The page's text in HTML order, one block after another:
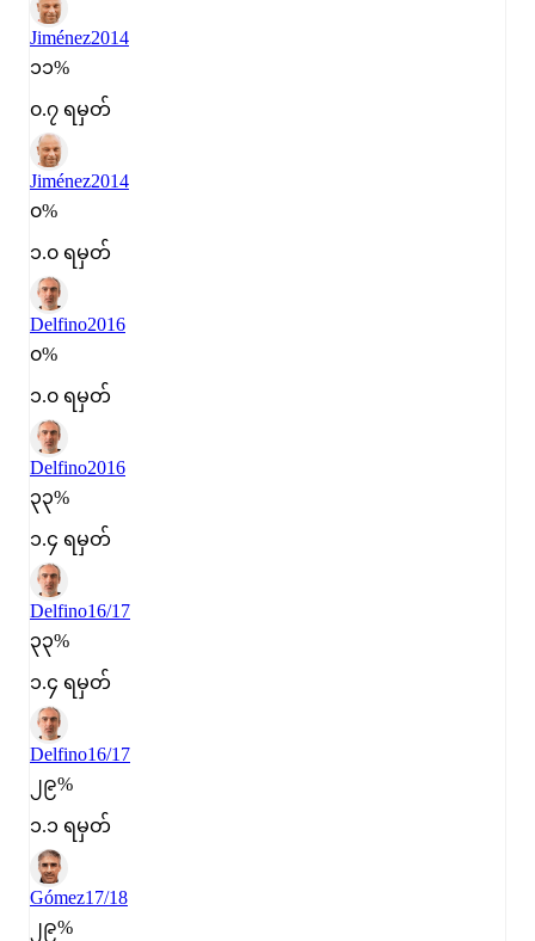
Jiménez2014
၁၁%
၀.၇ ရမှတ်
Jiménez2014
၀%
၁.၀ ရမှတ်
Delfino2016
၀%
၁.၀ ရမှတ်
Delfino2016
၃၃%
၁.၄ ရမှတ်
Delfino16/17
၃၃%
၁.၄ ရမှတ်
Delfino16/17
၂၉%
၁.၁ ရမှတ်
Gómez17/18
၂၉%